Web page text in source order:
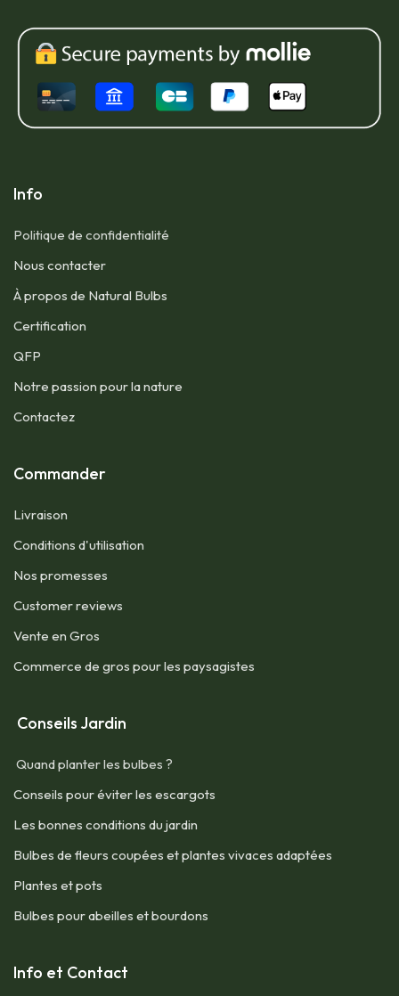
Info
Politique de confidentialité
Nous contacter​
À propos de Natural Bulbs
Certification
QFP​
Notre passion pour la nature
Contactez
Commander
Livraison
Conditions d'utilisation​
Nos promesses
Customer reviews
Vente en Gros
Commerce de gros pour les paysagistes
Conseils Jardin
Quand planter les bulbes ?
Conseils pour éviter les escargots
Les bonnes conditions du jardin
Bulbes de fleurs coupées et plantes vivaces adaptées
Plantes et pots
Bulbes pour abeilles et bourdons
Info et Contact